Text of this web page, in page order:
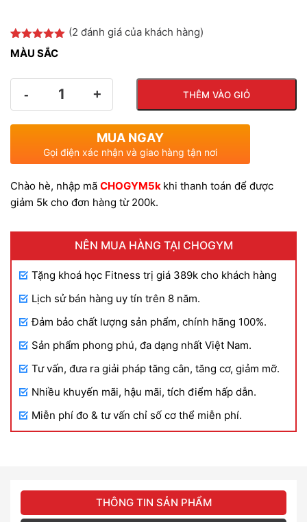
5.00trên 5
dựa trên
2
(2 đánh giá của khách hàng)
MÀU SẮC
THÊM VÀO GIỎ
MUA NGAY
Gọi điện xác nhận và giao hàng tận nơi
Chào hè, nhập mã CHOGYM5k khi thanh toán để được
giảm 5k cho đơn hàng từ 200k.
NÊN MUA HÀNG TẠI CHOGYM
Tặng khoá học Fitness trị giá 389k cho khách hàng
Lịch sử bán hàng uy tín trên 8 năm.
Đảm bảo chất lượng sản phẩm, chính hãng 100%.
Sản phẩm phong phú, đa dạng nhất Việt Nam.
Tư vấn, đưa ra giải pháp tăng cân, tăng cơ, giảm mỡ.
Nhiều khuyến mãi, hậu mãi, tích điểm hấp dẫn.
Miễn phí đo & tư vấn chỉ số cơ thể miễn phí.
THÔNG TIN SẢN PHẨM